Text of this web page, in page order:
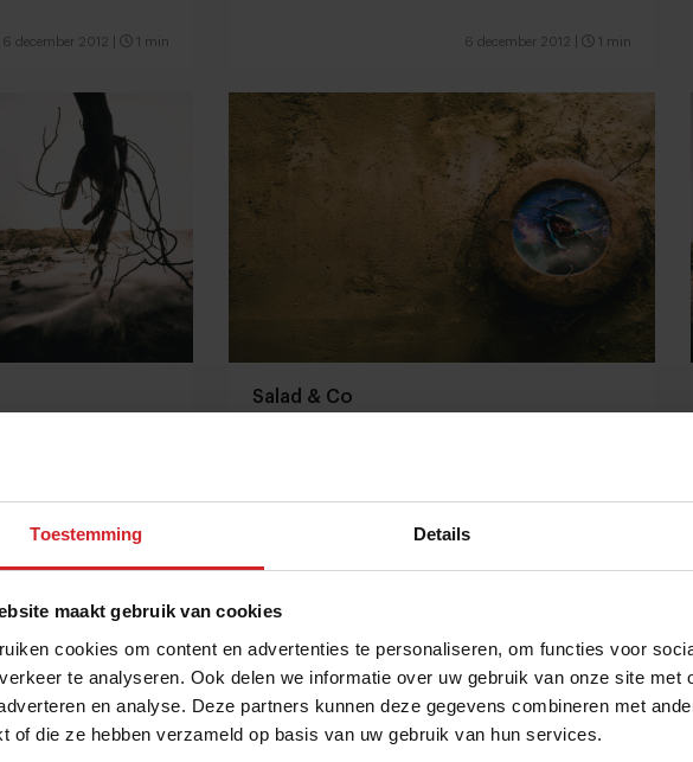
Toestemming Details
maakt gebruik van cookies
cookies om content en advertenties te personaliseren, om functies voor
te analyseren. Ook delen we informatie over uw gebruik van onze site met
en analyse. Deze partners kunnen deze gegevens combineren met
of die ze hebben verzameld op basis van uw gebruik van hun services.
6 december 2012 1 min 6 december 2012 1 min
5 december 2012| 1 min
Salad & Co
3 december 2012